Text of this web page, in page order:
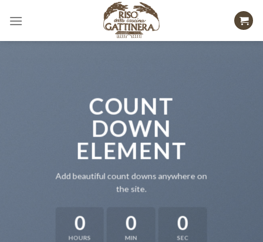
COUNT
DOWN
ELEMENT
Add beautiful count downs anywhere on
the site.
0
HOURS
0
MIN
0
SEC